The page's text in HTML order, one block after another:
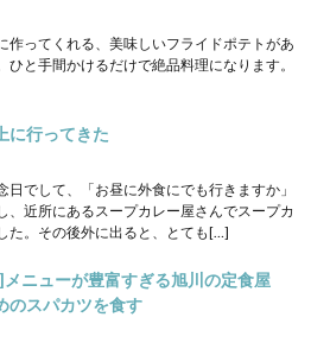
作ってくれる、美味しいフライドポテトがあ
ひと手間かけるだけで絶品料理になります。
に行ってきた
日でして、「お昼に外食にでも行きますか」
、近所にあるスープカレー屋さんでスープカ
た。その後外に出ると、とても[…]
ニューが豊富すぎる旭川の定食屋
のスパカツを食す